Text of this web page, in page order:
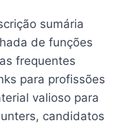
sumária
de funções
frequentes
para profissões
valioso para
candidatos